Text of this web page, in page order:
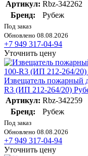
Артикул: Rbz-342262
Бренд:
Рубеж
Под заказ
Обновлено 08.08.2026
+7 949 317-04-94
Уточнить цену
Извещатель
R3 (ИП 212-264/20)
Артикул: Rbz-342259
Бренд:
Рубеж
Под заказ
Обновлено 08.08.2026
+7 949 317-04-94
Уточнить цену